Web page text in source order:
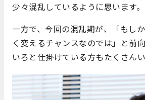
少々混乱しているように思います。
一方で、今回の混乱期が、「もし
く変えるチャンスなのでは」と前
いろと仕掛けている方もたくさんい